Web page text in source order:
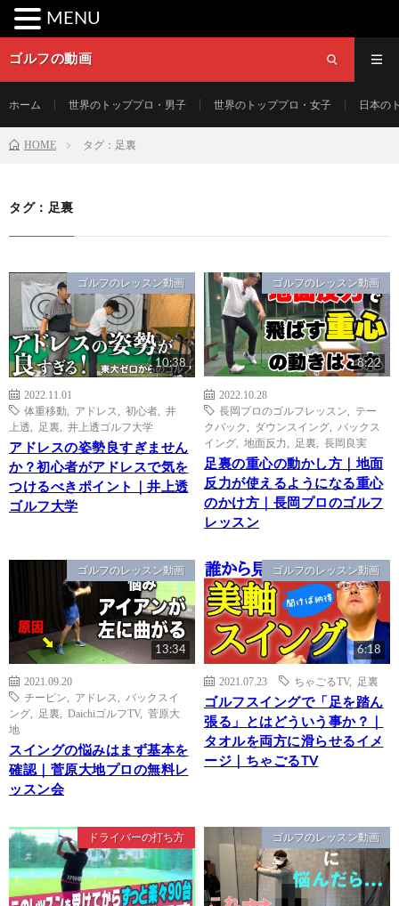
ゴルフの動画
ホーム 世界のトッププロ・男子 世界のトッププロ・女子 日本の
HOME タグ：足裏
タグ：足裏
ゴルフのレッスン動画
10:38
2022.11.01
体重移動
アドレス 初心者
井
上透
足裏 井上透ゴルフ大学
アドレスの姿勢良すぎません
か？初心者がアドレスで気を
つけるべきポイント｜井上透
ゴルフ大学
ゴルフのレッスン動画
8:22
2022.10.28
長岡プロのゴルフレッスン
テー
クバック
ダウンスイング
バックス
イング
地面反力 足裏 長岡良実
足裏の重心の動かし方｜地面
反力が使えるようになる重心
のかけ方｜長岡プロのゴルフ
レッスン
ゴルフのレッスン動画
13:34
2021.09.20
チーピン
アドレス
バックスイ
ング
足裏 DaichiゴルフTV, 菅原大
地
スイングの悩みはまず基本を
確認｜菅原大地プロの無料レ
ッスン会
ゴルフのレッスン動画
6:18
2021.07.23 ちゃごるTV, 足裏
ゴルフスイングで「足を踏ん
張る」とはどういう事か？｜
タオルを両方に滑らせるイメ
ージ｜ちゃごるTV
ドライバーの打ち方 ゴルフのレッスン動画
MENU